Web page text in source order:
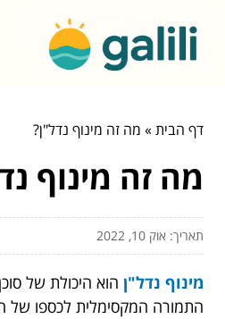
דף הבית» מה זה מינוף נדל"ן?
מה זה מינוף
תאריך: אוק 10, 2022
מינוף נדל"ן הוא היכולת של
התמורה המקסימלית לכספו של